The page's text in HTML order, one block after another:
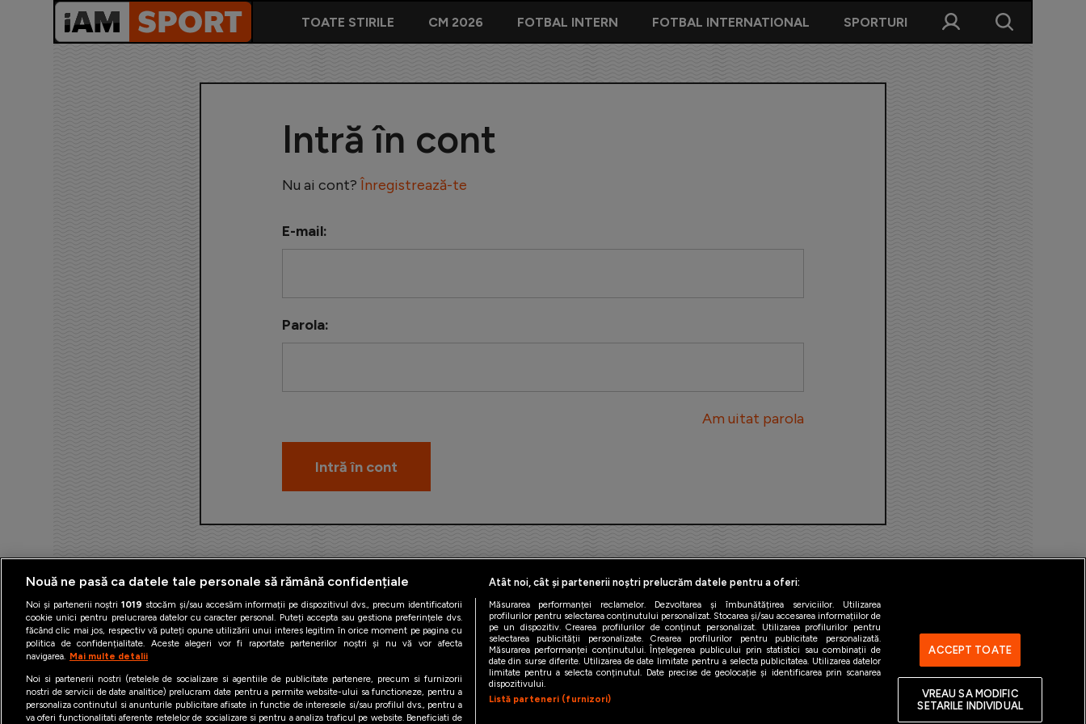
TOATE STIRILE CM 2026 FOTBAL INTERN FOTBAL INTERNATIONAL SPORTURI
Intră în cont
Nu ai cont? Înregistrează-te
E-mail:
Parola:
Am uitat parola
iAMsport.ro © 2026
Politica de utilizare Cookies Cine suntem Contact Gestionați preferințele
Nouă ne pasă ca datele tale personale să rămână confidențiale
Noi și partenerii noștri1019 stocăm și/sau accesăm informații pe dispozitivul dvs., precum identificatorii
cookie unici pentru prelucrarea datelor cu caracter personal. Puteți accepta sau gestiona preferințele dvs.
făcând clic mai jos, respectiv vă puteți opune utilizării unui interes legitim în orice moment pe pagina cu
politica de confidențialitate. Aceste alegeri vor fi raportate partenerilor noștri și nu vă vor afecta
navigarea. Mai multe detalii
Noi si partenerii nostri (retelele de socializare si agentiile de publicitate partenere, precum si furnizorii
nostri de servicii de date analitice) prelucram date pentru a permite website-ului sa functioneze, pentru a
personaliza continutul si anunturile publicitare afisate in functie de interesele si/sau profilul dvs., pentru a
va oferi functionalitati aferente retelelor de socializare si pentru a analiza traficul pe website. Beneficiati de
Atât noi, cât și partenerii noștri prelucrăm datele pentru a oferi:
Măsurarea performanței reclamelor. Dezvoltarea și îmbunătățirea serviciilor. Utilizarea
profilurilor pentru selectarea conținutului personalizat. Stocarea și/sau accesarea informațiilor de
pe un dispozitiv. Crearea profilurilor de conținut personalizat. Utilizarea profilurilor pentru
selectarea publicității personalizate. Crearea profilurilor pentru publicitate personalizată.
Măsurarea performanței conținutului. Înțelegerea publicului prin statistici sau combinații de
date din surse diferite. Utilizarea de date limitate pentru a selecta publicitatea. Utilizarea datelor
limitate pentru a selecta conținutul. Date precise de geolocație și identificarea prin scanarea
dispozitivului.
Listă parteneri (furnizori)
ACCEPT TOATE
VREAU SA MODIFIC
SETARILE INDIVIDUAL